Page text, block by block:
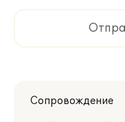
Сопровождение